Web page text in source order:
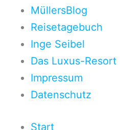
MüllersBlog
Reisetagebuch
Inge Seibel
Das Luxus-Resort
Impressum
Datenschutz
Start